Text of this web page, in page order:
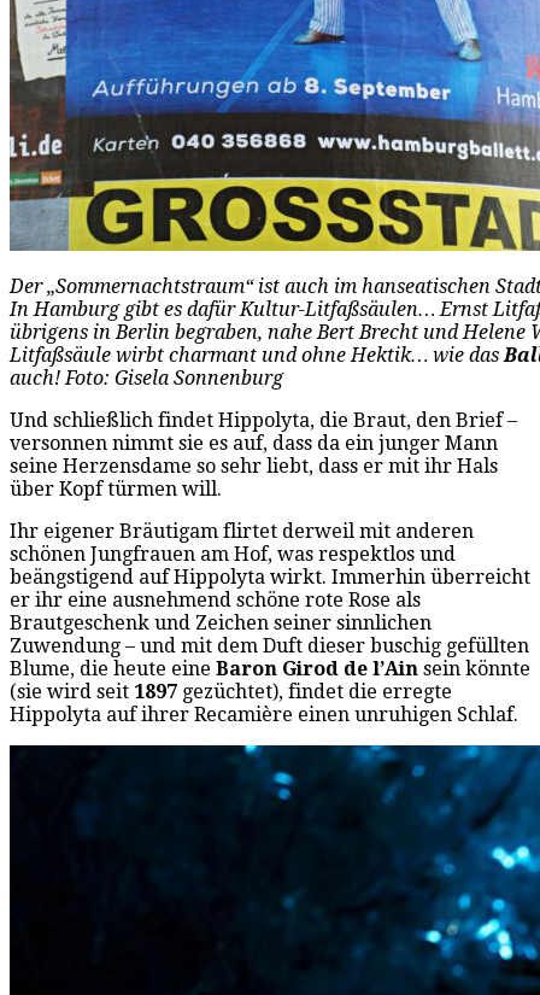
Der „Sommernachtstraum“ ist auch im hanseatischen
In Hamburg gibt es dafür Kultur-Litfaßsäulen… Ernst
übrigens in Berlin begraben, nahe Bert Brecht und Helene
Litfaßsäule wirbt charmant und ohne Hektik… wie das
auch! Foto: Gisela Sonnenburg
Und schließlich findet Hippolyta, die Braut, den Brief –
versonnen nimmt sie es auf, dass da ein junger Mann
seine Herzensdame so sehr liebt, dass er mit ihr Hals
über Kopf türmen will.
Ihr eigener Bräutigam flirtet derweil mit anderen
schönen Jungfrauen am Hof, was respektlos und
beängstigend auf Hippolyta wirkt. Immerhin überreicht
er ihr eine ausnehmend schöne rote Rose als
Brautgeschenk und Zeichen seiner sinnlichen
Zuwendung – und mit dem Duft dieser buschig gefüllten
Blume, die heute eine Baron Girod de l’Ain sein könnte
(sie wird seit 1897 gezüchtet), findet die erregte
Hippolyta auf ihrer Recamière einen unruhigen Schlaf.